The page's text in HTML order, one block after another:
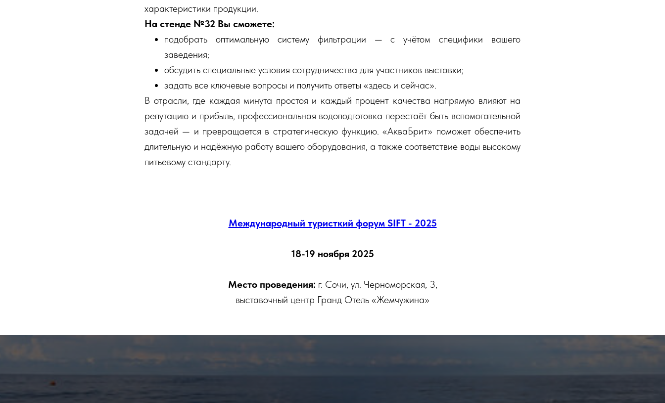
характеристики продукции.
На стенде №32 Вы сможете:
подобрать оптимальную систему фильтрации — с учётом специфики вашего
заведения;
обсудить специальные условия сотрудничества для участников выставки;
задать все ключевые вопросы и получить ответы «здесь и сейчас».
В отрасли, где каждая минута простоя и каждый процент качества напрямую влияют на
репутацию и прибыль, профессиональная водоподготовка перестаёт быть вспомогательной
задачей — и превращается в стратегическую функцию. «АкваБрит» поможет обеспечить
длительную и надёжную работу вашего оборудования, а также соответствие воды высокому
питьевому стандарту.
Международный туристкий форум SIFT - 2025
18-19 ноября 2025
Место проведения: г. Сочи, ул. Черноморская, 3,
выставочный центр Гранд Отель «Жемчужина»